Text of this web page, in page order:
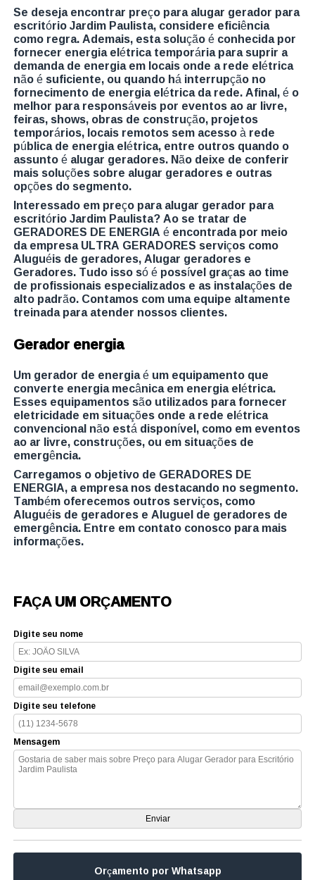
Se deseja encontrar preço para alugar gerador para
escritório Jardim Paulista, considere eficiência
como regra. Ademais, esta solução é conhecida por
fornecer energia elétrica temporária para suprir a
demanda de energia em locais onde a rede elétrica
não é suficiente, ou quando há interrupção no
fornecimento de energia elétrica da rede. Afinal, é o
melhor para responsáveis por eventos ao ar livre,
feiras, shows, obras de construção, projetos
temporários, locais remotos sem acesso à rede
pública de energia elétrica, entre outros quando o
assunto é alugar geradores. Não deixe de conferir
mais soluções sobre alugar geradores e outras
opções do segmento.
Interessado em preço para alugar gerador para
escritório Jardim Paulista? Ao se tratar de
GERADORES DE ENERGIA é encontrada por meio
da empresa ULTRA GERADORES serviços como
Aluguéis de geradores, Alugar geradores e
Geradores. Tudo isso só é possível graças ao time
de profissionais especializados e as instalações de
alto padrão. Contamos com uma equipe altamente
treinada para atender nossos clientes.
Gerador energia
Um gerador de energia é um equipamento que
converte energia mecânica em energia elétrica.
Esses equipamentos são utilizados para fornecer
eletricidade em situações onde a rede elétrica
convencional não está disponível, como em eventos
ao ar livre, construções, ou em situações de
emergência.
Carregamos o objetivo de GERADORES DE
ENERGIA, a empresa nos destacando no segmento.
Também oferecemos outros serviços, como
Aluguéis de geradores e Aluguel de geradores de
emergência. Entre em contato conosco para mais
informações.
FAÇA UM ORÇAMENTO
Digite seu nome
Digite seu email
Digite seu telefone
Mensagem
Orçamento por Whatsapp